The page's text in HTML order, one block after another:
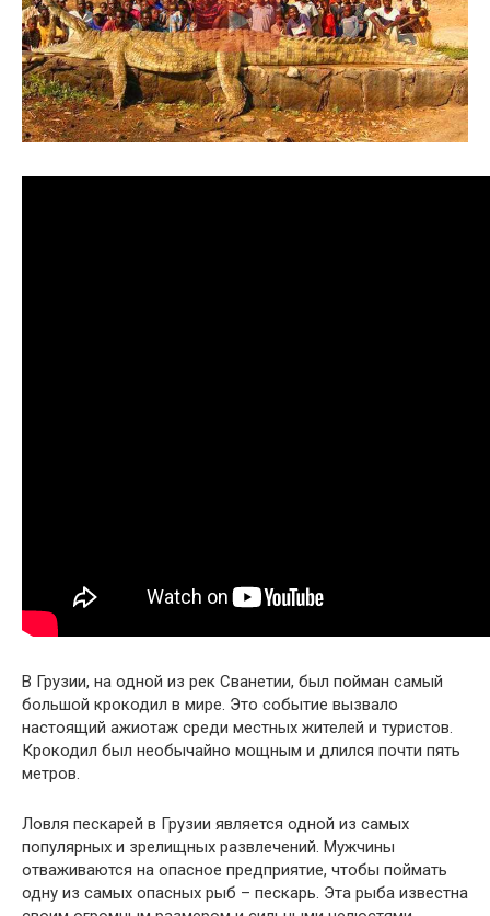
В Грузии, на одной из рек Сванетии, был пойман самый
большой крокодил в мире. Это событие вызвало
настоящий ажиотаж среди местных жителей и туристов.
Крокодил был необычайно мощным и длился почти пять
метров.
Ловля пескарей в Грузии является одной из самых
популярных и зрелищных развлечений. Мужчины
отваживаются на опасное предприятие, чтобы поймать
одну из самых опасных рыб – пескарь. Эта рыба известна